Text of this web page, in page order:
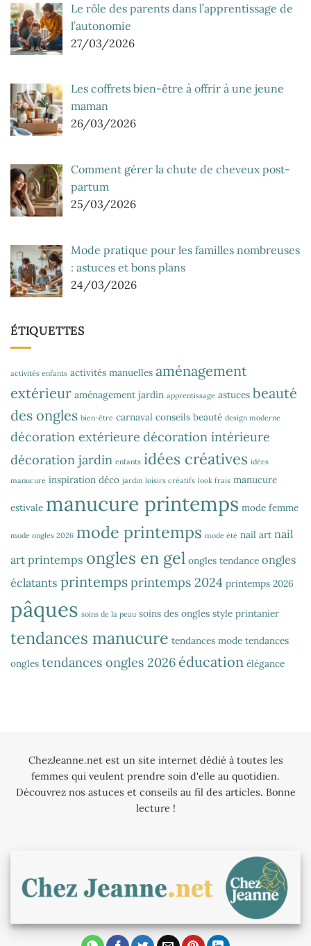
Le rôle des parents dans l’apprentissage de
l’autonomie
27/03/2026
Les coffrets bien-être à offrir à une jeune
maman
26/03/2026
Comment gérer la chute de cheveux post-
partum
25/03/2026
Mode pratique pour les familles nombreuses
: astuces et bons plans
24/03/2026
ÉTIQUETTES
activités enfants activités manuelles aménagement
extérieur aménagement jardin apprentissage astuces beauté
des ongles bien-être carnaval conseils beauté design moderne
décoration extérieure décoration intérieure
décoration jardin enfants idées créatives idées
manucure inspiration déco jardin loisirs créatifs look frais manucure
estivale manucure printemps mode femme
mode ongles 2026 mode printemps mode été nail art nail
art printemps ongles en gel ongles tendance ongles
éclatants printempsprintemps 2024 printemps 2026
pâques soins de la peau soins des ongles style printanier
tendances manucure tendances mode tendances
ongles tendances ongles 2026 éducation élégance
ChezJeanne.net est un site internet dédié à toutes les
femmes qui veulent prendre soin d'elle au quotidien.
Découvrez nos astuces et conseils au fil des articles. Bonne
lecture !